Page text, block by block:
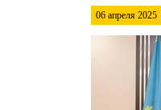
06 апреля 2025